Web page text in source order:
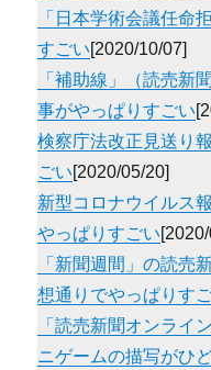
「日本学術会議任命
すごい[2020/10/07]
「補助線」（読売新
事がやっぱりすごい
検察庁法改正見送り
ごい[2020/05/20]
新型コロナウイルス
やっぱりすごい
「新聞週間」の読売
想通りでやっぱりす
「読売新聞オンライ
ニゲームの描写がひ